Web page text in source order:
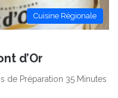
Cuisine Régionale
d’Or
de Préparation 35 Minutes